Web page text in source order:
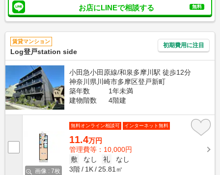
お店にLINEで相談する 無料
賃貸マンション
Log登戸station side
初期費用に注目
小田急小田原線/和泉多摩川駅 徒歩12分
神奈川県川崎市多摩区登戸新町
築年数
1年未満
建物階数
4階建
画像 : 7枚
無料オンライン相談可 インターネット無料
11.4万円
管理費等：10,000円
敷
なし 礼
なし
3階
1K 25.81㎡